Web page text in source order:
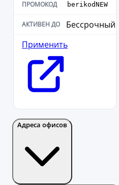
berikodNEW
Бессрочный
Применить
Адреса офисов